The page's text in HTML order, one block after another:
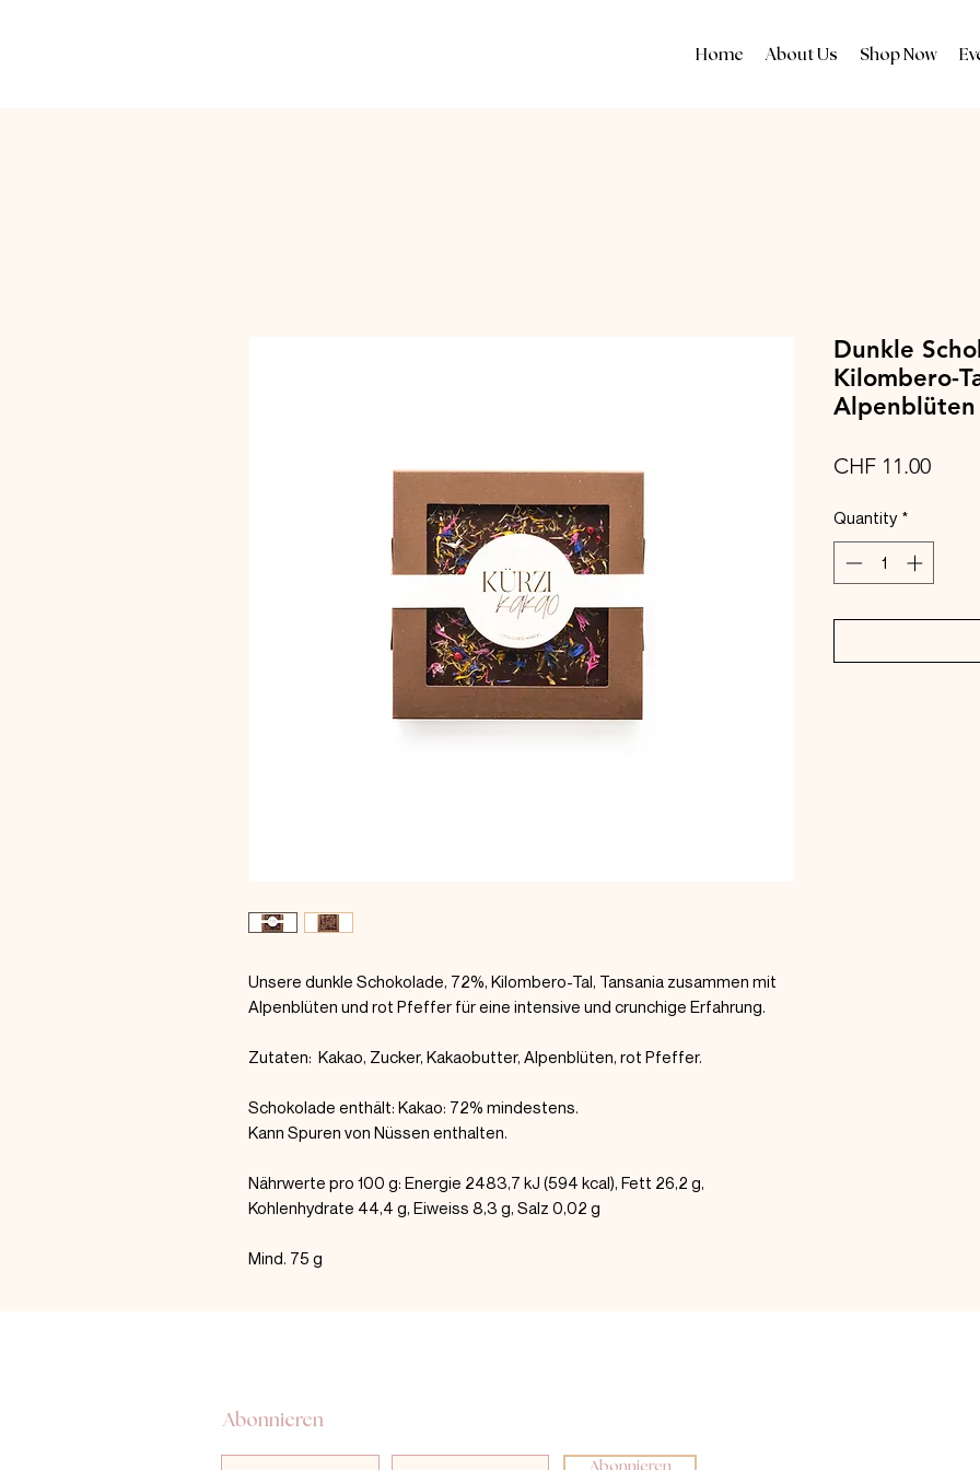
Home About Us Shop Now
Unsere dunkle Schokolade, 72%, Kilombero-Tal, Tansania zusammen mit
Alpenblüten und rot Pfeffer für eine intensive und crunchige Erfahrung.
Zutaten: Kakao, Zucker, Kakaobutter, Alpenblüten, rot Pfeffer.
Schokolade enthält: Kakao: 72% mindestens.
Kann Spuren von Nüssen enthalten.
Nährwerte pro 100 g: Energie 2483,7 kJ (594 kcal), Fett 26,2 g,
Kohlenhydrate 44,4 g, Eiweiss 8,3 g, Salz 0,02 g
Mind. 75 g
Dunkle
Kilombero-
CHF 11.00Price
Quantity *
Abonnieren
Abonnieren